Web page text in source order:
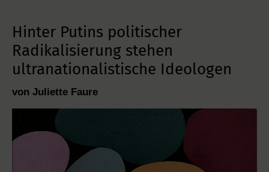
Hinter Putins politischer
Radikalisierung stehen
ultranationalistische Ideologen
von Juliette Faure